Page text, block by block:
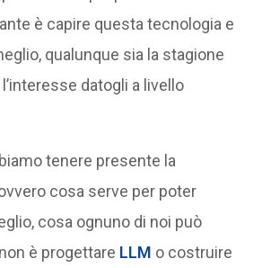
è capire questa tecnologia e
qualunque sia la stagione
datogli a livello
tenere presente la
cosa serve per poter
cosa ognuno di noi può
è progettare LLM o costruire